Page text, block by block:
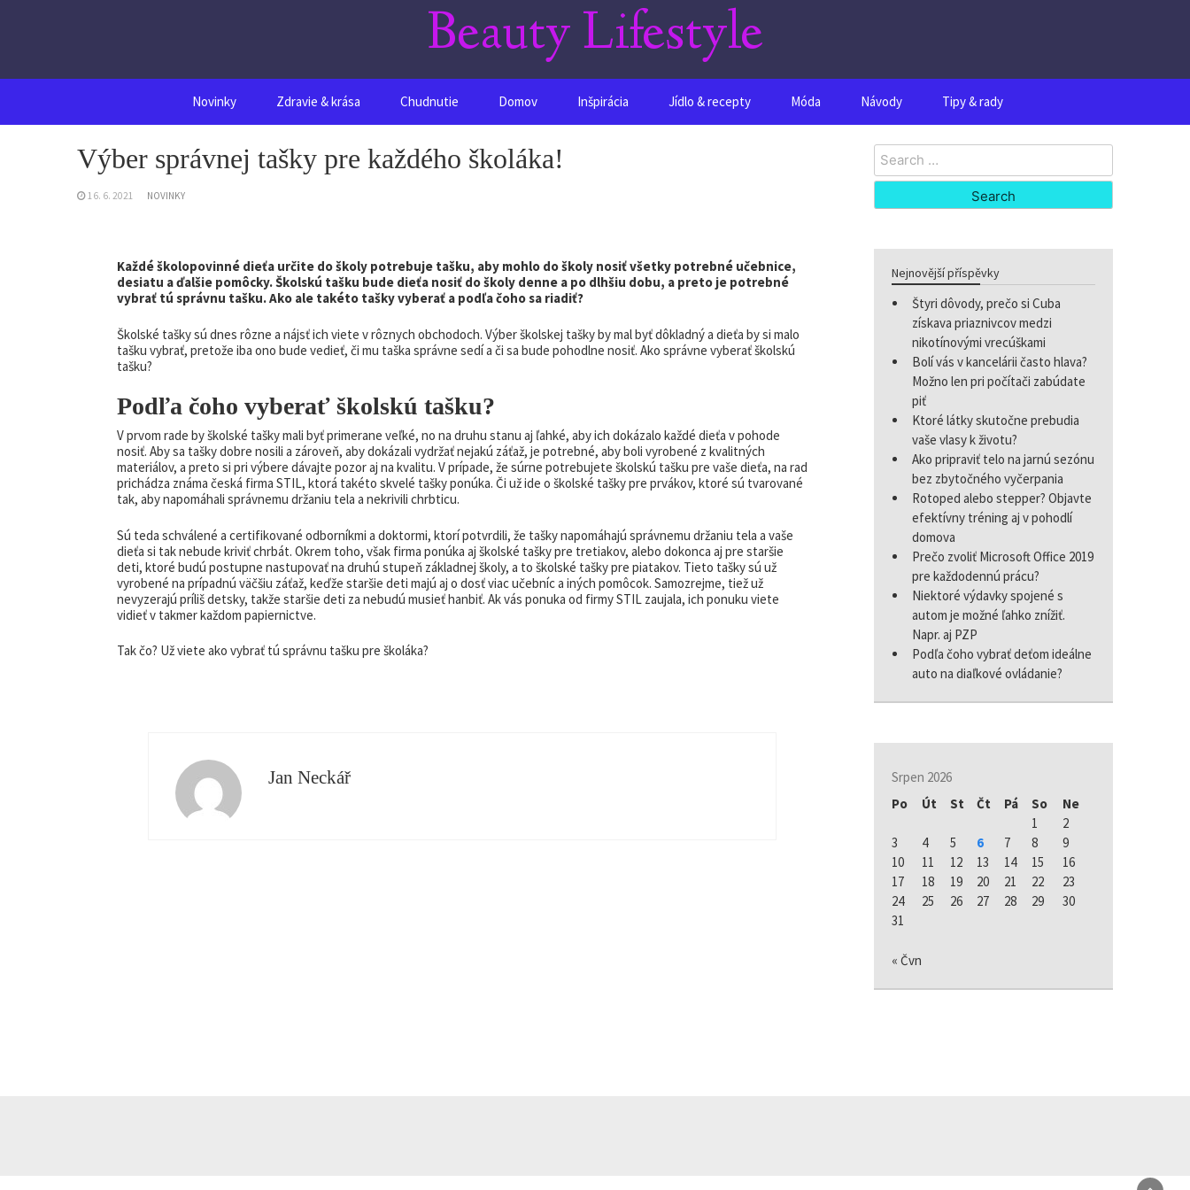
Beauty Lifestyle
Novinky Zdravie & krása Chudnutie Domov Inšpirácia Jídlo & recepty Móda Návody Tipy & rady
Výber správnej tašky pre každého školáka!
16. 6. 2021 NOVINKY
Každé školopovinné dieťa určite do školy potrebuje tašku, aby mohlo do školy nosiť všetky potrebné učebnice,
desiatu a ďalšie pomôcky. Školskú tašku bude dieťa nosiť do školy denne a po dlhšiu dobu, a preto je potrebné
vybrať tú správnu tašku. Ako ale takéto tašky vyberať a podľa čoho sa riadiť?
Školské tašky sú dnes rôzne a nájsť ich viete v rôznych obchodoch. Výber školskej tašky by mal byť dôkladný a dieťa by si malo
tašku vybrať, pretože iba ono bude vedieť, či mu taška správne sedí a či sa bude pohodlne nosiť. Ako správne vyberať školskú
tašku?
Podľa čoho vyberať školskú tašku?
V prvom rade byškolské taškymali byť primerane veľké, no na druhu stanu aj ľahké, aby ich dokázalo každé dieťa v pohode
nosiť. Aby sa tašky dobre nosili a zároveň, aby dokázali vydržať nejakú záťaž, je potrebné, aby boli vyrobené z kvalitných
materiálov, a preto si pri výbere dávajte pozor aj na kvalitu. V prípade, že súrne potrebujete školskú tašku pre vaše dieťa, na rad
prichádza známa česká firma STIL, ktorá takéto skvelé tašky ponúka. Či už ide o školské tašky pre prvákov, ktoré sú tvarované
tak, aby napomáhali správnemu držaniu tela a nekrivili chrbticu.
Sú teda schválené a certifikované odborníkmi a doktormi, ktorí potvrdili, že tašky napomáhajú správnemu držaniu tela a vaše
dieťa si tak nebude kriviť chrbát. Okrem toho, však firma ponúka aj školské tašky pre tretiakov, alebo dokonca aj pre staršie
deti, ktoré budú postupne nastupovať na druhú stupeň základnej školy, a to školské tašky pre piatakov. Tieto tašky sú už
vyrobené na prípadnú väčšiu záťaž, keďže staršie deti majú aj o dosť viac učebníc a iných pomôcok. Samozrejme, tiež už
nevyzerajú príliš detsky, takže staršie deti za nebudú musieť hanbiť. Ak vás ponuka od firmy STIL zaujala, ich ponuku viete
vidieť v takmer každom papiernictve.
Tak čo? Už viete ako vybrať tú správnu tašku pre školáka?
Jan Neckář
Search
for:
Nejnovější příspěvky
Štyri dôvody, prečo si Cuba
získava priaznivcov medzi
nikotínovými vrecúškami
Bolí vás v kancelárii často hlava?
Možno len pri počítači zabúdate
piť
Ktoré látky skutočne prebudia
vaše vlasy k životu?
Ako pripraviť telo na jarnú sezónu
bez zbytočného vyčerpania
Rotoped alebo stepper? Objavte
efektívny tréning aj v pohodlí
domova
Prečo zvoliť Microsoft Office 2019
pre každodennú prácu?
Niektoré výdavky spojené s
autom je možné ľahko znížiť.
Napr. aj PZP
Podľa čoho vybrať deťom ideálne
auto na diaľkové ovládanie?
Srpen 2026
Po
Út St Čt Pá So
Ne
1
2
3
4 5 6 7 8
9
10
11 12 13 14 15
16
17
18 19 20 21 22
23
24
25 26 27 28 29
30
31
« Čvn